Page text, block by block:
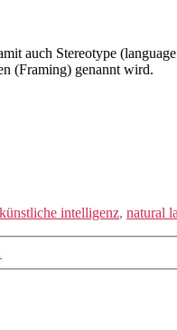
auch Stereotype
(Framing) genannt wird.
künstliche intelligenz, natural